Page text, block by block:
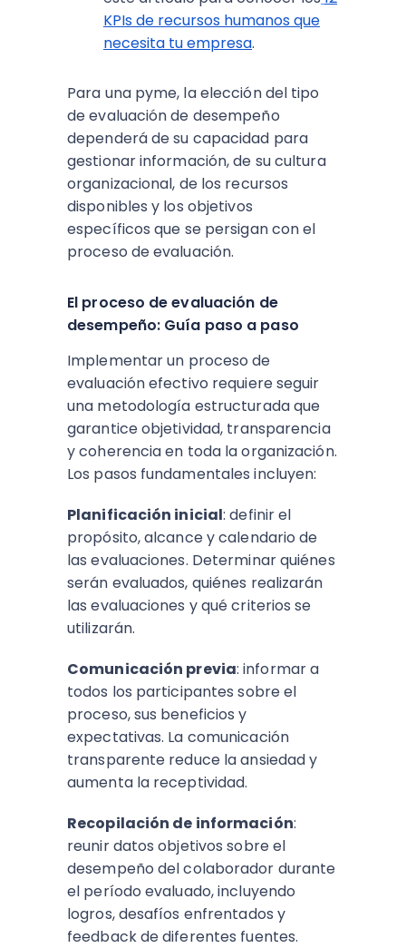
KPIs de recursos humanos que
necesita tu empresa.
Para una pyme, la elección del tipo
de evaluación de desempeño
dependerá de su capacidad para
gestionar información, de su cultura
organizacional, de los recursos
disponibles y los objetivos
específicos que se persigan con el
proceso de evaluación.
El proceso de evaluación de
desempeño: Guía paso a paso
Implementar un proceso de
evaluación efectivo requiere seguir
una metodología estructurada que
garantice objetividad, transparencia
y coherencia en toda la organización.
Los pasos fundamentales incluyen:
Planificación inicial: definir el
propósito, alcance y calendario de
las evaluaciones. Determinar quiénes
serán evaluados, quiénes realizarán
las evaluaciones y qué criterios se
utilizarán.​
Comunicación previa: informar a
todos los participantes sobre el
proceso, sus beneficios y
expectativas. La comunicación
transparente reduce la ansiedad y
aumenta la receptividad.​
Recopilación de información:
reunir datos objetivos sobre el
desempeño del colaborador durante
el período evaluado, incluyendo
logros, desafíos enfrentados y
feedback de diferentes fuentes.